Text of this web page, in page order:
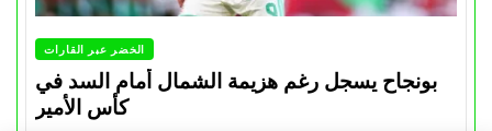
الخضر عبر القارات
بونجاح يسجل رغم هزيمة الشمال أمام السد في
كأس الأمير